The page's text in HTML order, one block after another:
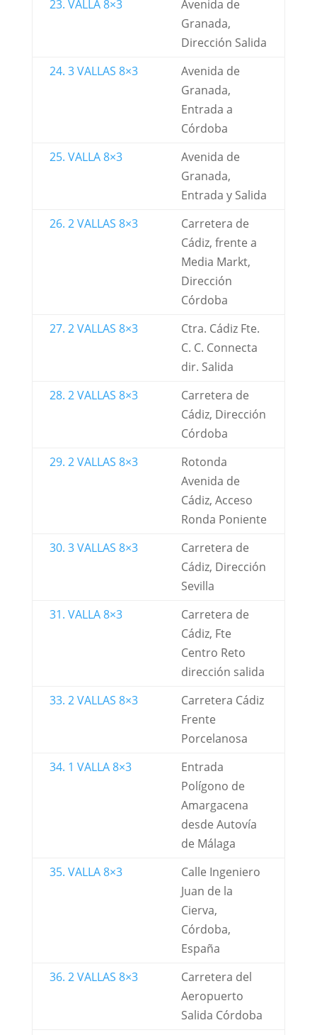
23. VALLA 8×3
Avenida de
Granada,
Dirección Salida
24. 3 VALLAS 8×3
Avenida de
Granada,
Entrada a
Córdoba
25. VALLA 8×3
Avenida de
Granada,
Entrada y Salida
26. 2 VALLAS 8×3
Carretera de
Cádiz, frente a
Media Markt,
Dirección
Córdoba
27. 2 VALLAS 8×3
Ctra. Cádiz Fte.
C. C. Connecta
dir. Salida
28. 2 VALLAS 8×3
Carretera de
Cádiz, Dirección
Córdoba
29. 2 VALLAS 8×3
Rotonda
Avenida de
Cádiz, Acceso
Ronda Poniente
30. 3 VALLAS 8×3
Carretera de
Cádiz, Dirección
Sevilla
31. VALLA 8×3
Carretera de
Cádiz, Fte
Centro Reto
dirección salida
33. 2 VALLAS 8×3
Carretera Cádiz
Frente
Porcelanosa
34. 1 VALLA 8×3
Entrada
Polígono de
Amargacena
desde Autovía
de Málaga
35. VALLA 8×3
Calle Ingeniero
Juan de la
Cierva,
Córdoba,
España
36. 2 VALLAS 8×3
Carretera del
Aeropuerto
Salida Córdoba